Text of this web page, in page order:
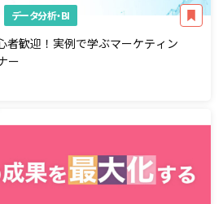
データ分析・BI
者歓迎！実例で学ぶマーケティン
ー